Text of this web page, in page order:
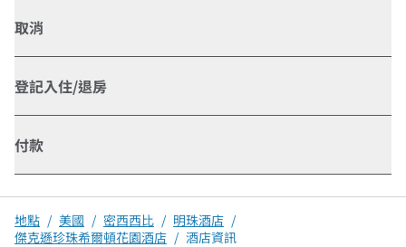
取消
登記入住/退房
付款
地點 / 美國 / 密西西比 / 明珠酒店 /
傑克遜珍珠希爾頓花園酒店 / 酒店資訊